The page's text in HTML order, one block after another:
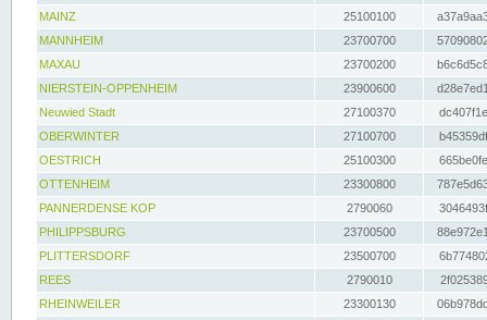
MAINZ
25100100
MANNHEIM
23700700
MAXAU
23700200
NIERSTEIN-OPPENHEIM
23900600
Neuwied Stadt
27100370
OBERWINTER
27100700
OESTRICH
25100300
OTTENHEIM
23300800
PANNERDENSE KOP
2790060
PHILIPPSBURG
23700500
PLITTERSDORF
23500700
REES
2790010
RHEINWEILER
23300130